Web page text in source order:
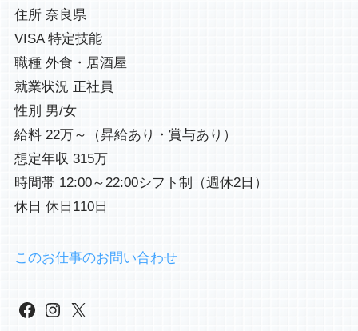
住所 奈良県
VISA 特定技能
職種 外食・居酒屋
就業状況 正社員
性別 男/女
給料 22万～（昇給あり・賞与あり）
想定年収 315万
時間帯 12:00～22:00シフト制（週休2日）
休日 休日110日
このお仕事のお問い合わせ
Facebook
Instagram
X